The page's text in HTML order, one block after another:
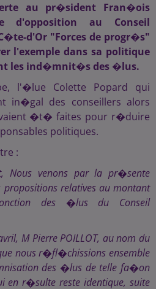
au pr�sident Fran�ois
d'opposition au Conseil
d'Or "Forces de progr�s"
l'exemple dans sa politique
les ind�mnit�s des �lus.
l'�lue Colette Popard qui
in�gal des conseillers alors
�t� faites pour r�duire
politiques.
:
Nous venons par la pr�sente
relatives au montant
des �lus du Conseil
M Pierre POILLOT, au nom du
nous r�fl�chissions ensemble
des �lus de telle fa�on
en r�sulte reste identique, suite